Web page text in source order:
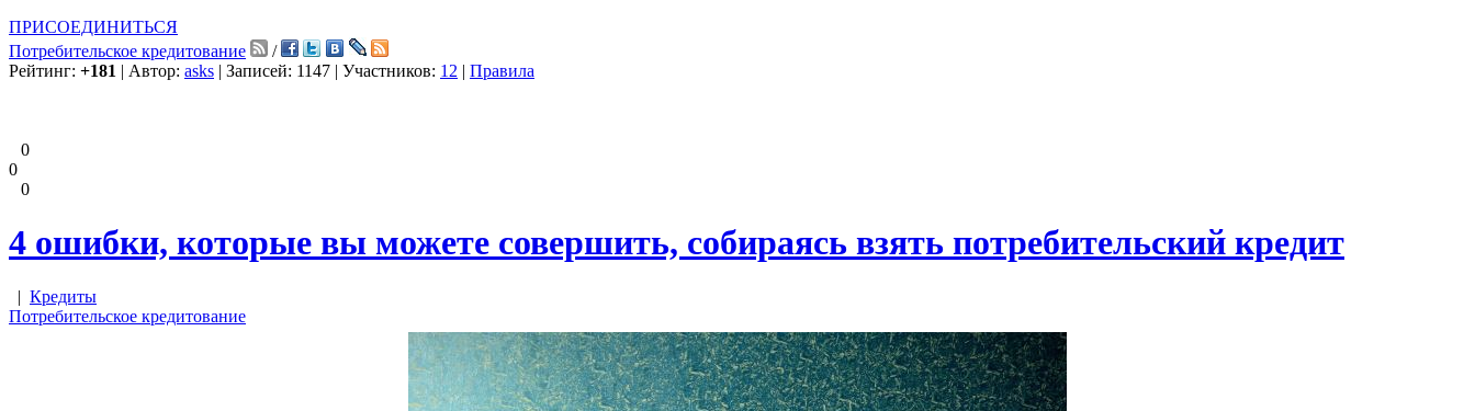
ПРИСОЕДИНИТЬСЯ
Потребительское кредитование
/
Рейтинг: +181 | Автор: asks | Записей: 1147 | Участников: 12 | Правила
0
0
0
4 ошибки, которые вы можете совершить, собираясь взять потребительский кредит
| Кредиты
Потребительское кредитование